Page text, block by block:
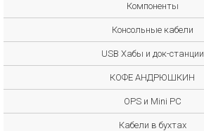
Компоненты
Консольные кабели
USB Хабы и док-станции
КОФЕ АНДРЮШКИН
OPS и Mini PC
Кабели в бухтах